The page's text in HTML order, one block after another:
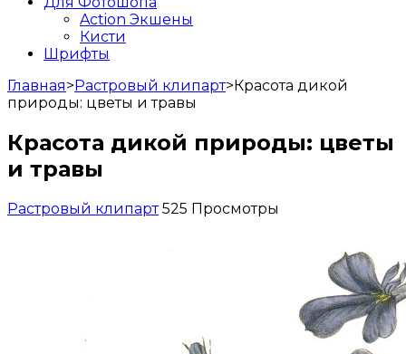
Action Экшены
Кисти
Шрифты
Главная>Растровый клипарт>Красота дикой
природы: цветы и травы
Красота дикой природы: цветы
и травы
Растровый клипарт 525 Просмотры